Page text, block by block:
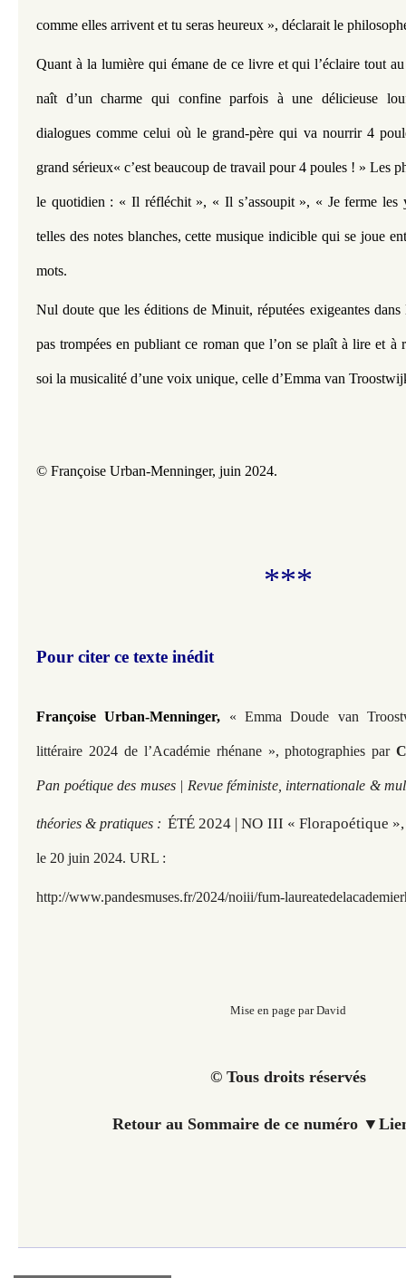
comme elles arrivent et tu seras heureux », déclarait le
Quant à la lumière qui émane de ce livre et qui l’éclaire tout
naît d’un charme qui confine parfois à une délicieuse
dialogues comme celui où le grand-père qui va nourrir 4
grand sérieux« c’est beaucoup de travail pour 4 poules ! » Les
le quotidien : « Il réfléchit », « Il s’assoupit », « Je ferme les
telles des notes blanches, cette musique indicible qui se joue
mots.
Nul doute que les éditions de Minuit, réputées exigeantes dans
pas trompées en publiant ce roman que l’on se plaît à lire et à
soi la musicalité d’une voix unique, celle d’Emma van
© Françoise Urban-Menninger, juin 2024.
***
Pour citer ce texte inédit
Françoise Urban-Menninger, « Emma Doude van
littéraire 2024 de l’Académie rhénane », photographies par
Pan poétique des muses | Revue féministe, internationale &
théories & pratiques : ÉTÉ 2024 | NO III « Florapoétique
le 20 juin 2024. URL :
http://www.pandesmuses.fr/2024/noiii/fum-
Mise en page par David
© Tous droits réservés
Retour au Sommaire de ce numéro ▼